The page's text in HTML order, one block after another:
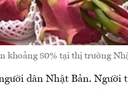
khoảng 80% tại thị trường
dân Nhật Bản. Người